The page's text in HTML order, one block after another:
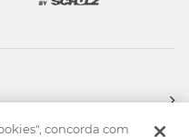
concorda com